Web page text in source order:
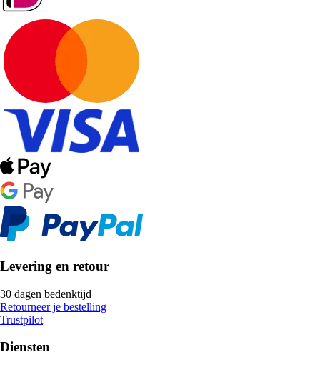
Levering en retour
30 dagen bedenktijd
Retourneer je bestelling
Trustpilot
Diensten